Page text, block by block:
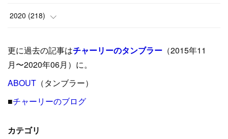
( 5 )
( 15
(24)
(8 )
(17
(17)
)
(12)
19)
(13
(35)
(33 )
(26)
27)
(29
(37)
(31)
(31)
31
(26
(9)
(39)
( 23)
40
(55
2020 (218)
(24)
( 42)
(33
更に過去の記事はチャーリーのタンブラー （2015年11
月〜2020年06月）に。
ABOUT （タンブラー）
■チャーリーのブログ
カテゴリ